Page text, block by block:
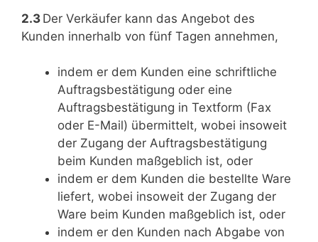
2.3 Der Verkäufer kann das Angebot des
Kunden innerhalb von fünf Tagen annehmen,
indem er dem Kunden eine schriftliche
Auftragsbestätigung oder eine
Auftragsbestätigung in Textform (Fax
oder E-Mail) übermittelt, wobei insoweit
der Zugang der Auftragsbestätigung
beim Kunden maßgeblich ist, oder
indem er dem Kunden die bestellte Ware
liefert, wobei insoweit der Zugang der
Ware beim Kunden maßgeblich ist, oder
indem er den Kunden nach Abgabe von